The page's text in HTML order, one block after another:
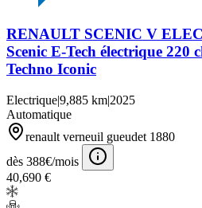
RENAULT SCENIC V
Scenic E-Tech électrique 220
Techno Iconic
Electrique|9,885 km|2025
Automatique
renault verneuil gueudet 1880
dès 388€/mois
40,690 €